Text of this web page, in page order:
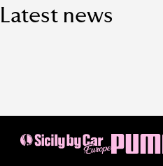
Latest news